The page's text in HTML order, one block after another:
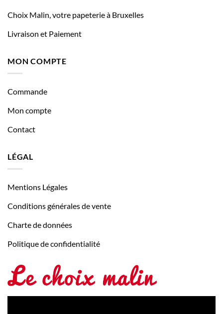
Choix Malin, votre papeterie à Bruxelles
Livraison et Paiement
MON COMPTE
Commande
Mon compte
Contact
LÉGAL
Mentions Légales
Conditions générales de vente
Charte de données
Politique de confidentialité